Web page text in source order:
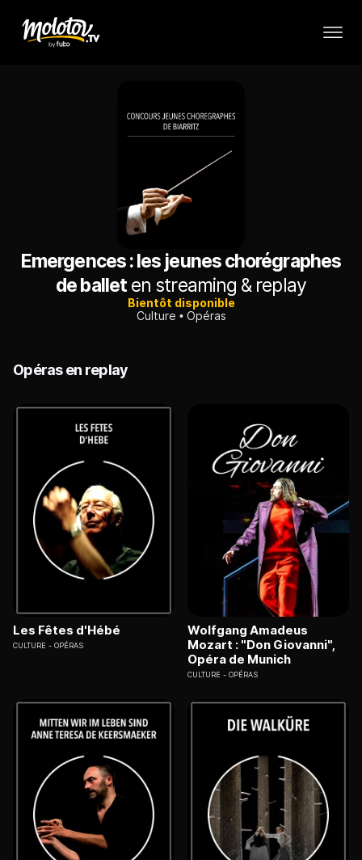
Emergences : les jeunes chorégraphes
de balleten streaming & replay
Bientôt disponible
Culture
Opéras
Opéras en replay
Les Fêtes d'Hébé
CULTURE OPÉRAS
Wolfgang Amadeus
Mozart : "Don Giovanni",
Opéra de Munich
CULTURE OPÉRAS